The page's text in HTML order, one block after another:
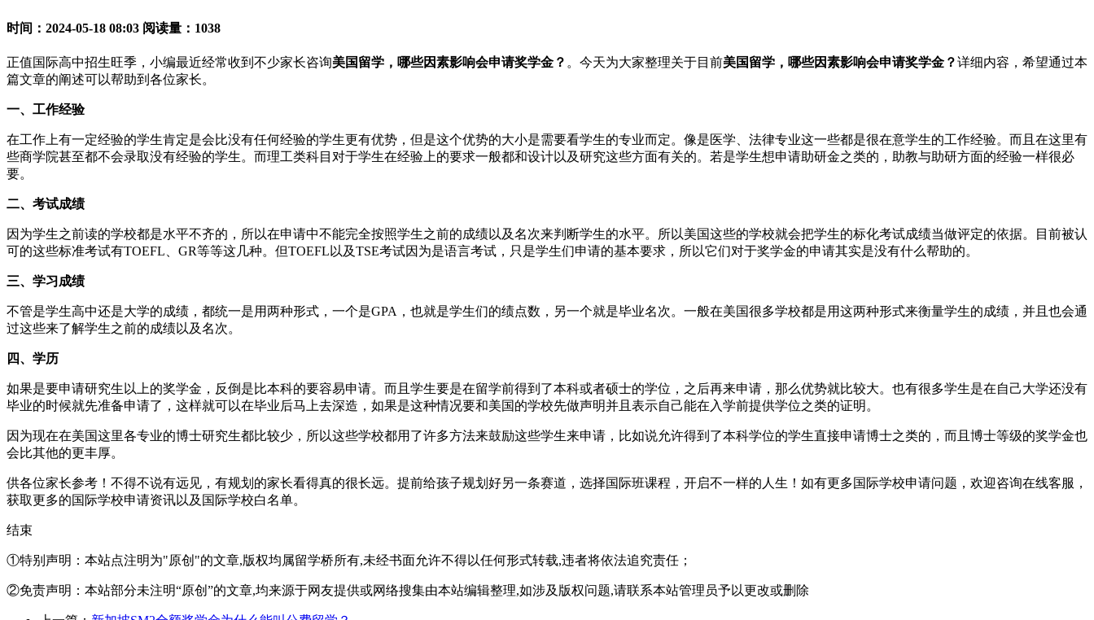
时间：2024-05-18 08:03 阅读量：1038
正值国际高中招生旺季，小编最近经常收到不少家长咨询美国留学，哪些因素影响会申请奖学金？ 。今天为大家整理关于目前美国留学，哪些因素影响会申请奖学金？详细内容，希望通过本
篇文章的阐述可以帮助到各位家长。
一、工作经验
在工作上有一定经验的学生肯定是会比没有任何经验的学生更有优势，但是这个优势的大小是需要看学生的专业而定。像是医学、法律专业这一些都是很在意学生的工作经验。而且在这里有
些商学院甚至都不会录取没有经验的学生。而理工类科目对于学生在经验上的要求一般都和设计以及研究这些方面有关的。若是学生想申请助研金之类的，助教与助研方面的经验一样很必
要。
二、考试成绩
因为学生之前读的学校都是水平不齐的，所以在申请中不能完全按照学生之前的成绩以及名次来判断学生的水平。所以美国这些的学校就会把学生的标化考试成绩当做评定的依据。目前被认
可的这些标准考试有TOEFL、GR等等这几种。但TOEFL以及TSE考试因为是语言考试，只是学生们申请的基本要求，所以它们对于奖学金的申请其实是没有什么帮助的。
三、学习成绩
不管是学生高中还是大学的成绩，都统一是用两种形式，一个是GPA，也就是学生们的绩点数，另一个就是毕业名次。一般在美国很多学校都是用这两种形式来衡量学生的成绩，并且也会通
过这些来了解学生之前的成绩以及名次。
四、学历
如果是要申请研究生以上的奖学金，反倒是比本科的要容易申请。而且学生要是在留学前得到了本科或者硕士的学位，之后再来申请，那么优势就比较大。也有很多学生是在自己大学还没有
毕业的时候就先准备申请了，这样就可以在毕业后马上去深造，如果是这种情况要和美国的学校先做声明并且表示自己能在入学前提供学位之类的证明。
因为现在在美国这里各专业的博士研究生都比较少，所以这些学校都用了许多方法来鼓励这些学生来申请，比如说允许得到了本科学位的学生直接申请博士之类的，而且博士等级的奖学金也
会比其他的更丰厚。
供各位家长参考！不得不说有远见，有规划的家长看得真的很长远。提前给孩子规划好另一条赛道，选择国际班课程，开启不一样的人生！如有更多国际学校申请问题，欢迎咨询在线客服 ，
获取更多的国际学校申请资讯以及国际学校白名单。
结束
①特别声明：本站点注明为"原创"的文章,版权均属留学桥所有,未经书面允许不得以任何形式转载,违者将依法追究责任；
②免责声明：本站部分未注明“原创”的文章,均来源于网友提供或网络搜集由本站编辑整理,如涉及版权问题,请联系本站管理员予以更改或删除